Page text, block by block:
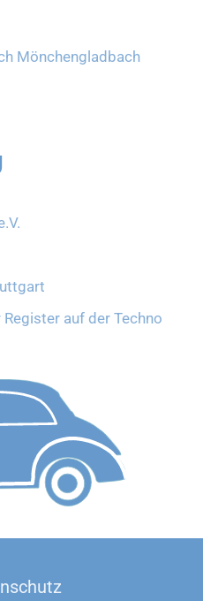
Mönchengladbach
auf der Techno